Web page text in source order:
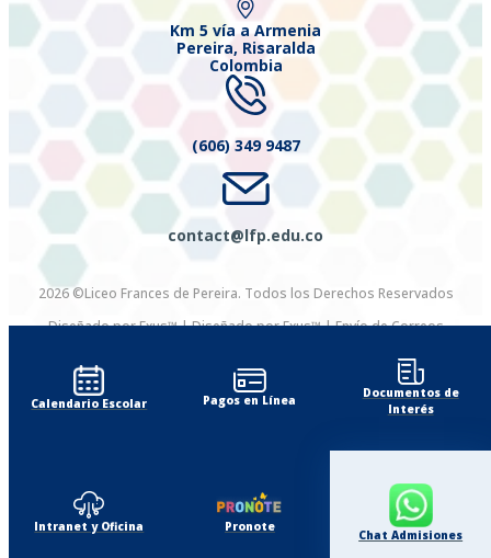
Calendario Escolar Pagos en Línea
Documentos de
Interés
Intranet y Oficina Pronote
Chat Admisiones
Km 5 vía a Armenia
Pereira, Risaralda
Colombia
(606) 349 9487
contact@lfp.edu.co
2026 ©Liceo Frances de Pereira. Todos los Derechos Reservados
Diseñado por Exus™|Diseñado por Exus™ | Envío de Correos